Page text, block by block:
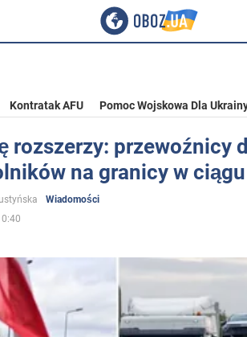
Kontratak AFU Pomoc Wojskowa Dla
rozszerzy: przewoźnicy
na granicy w
Wiadomości